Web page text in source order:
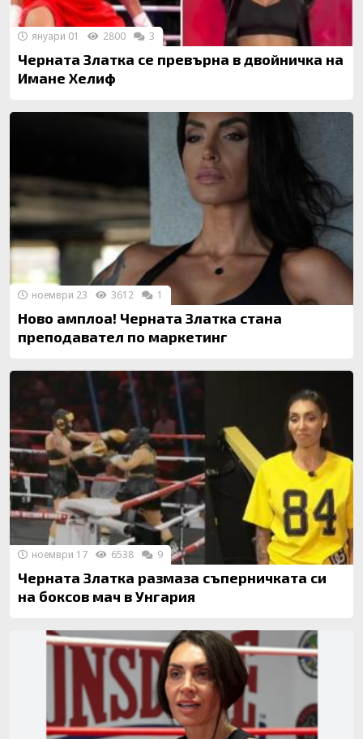
Черната Златка се превърна в двойничка на
Имане Хелиф
януари 01 2800 3
Ново амплоа! Черната Златка стана
преподавател по маркетинг
ноември 23 3612 1
Черната Златка размаза съперничката си
на боксов мач в Унгария
ноември 17 6538 9